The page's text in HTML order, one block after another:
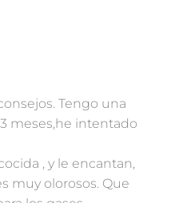
Tengo una
meses,he intentado
, y le encantan,
muy olorosos. Que